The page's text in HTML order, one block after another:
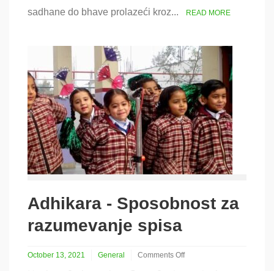
deo)
sadhane do bhave prolazeći kroz...
READ MORE
Adhikara ‐ Sposobnost za
razumevanje spisa
October 13, 2021 General
Comments Off